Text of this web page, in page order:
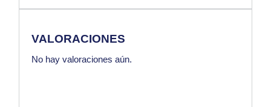
VALORACIONES
No hay valoraciones aún.